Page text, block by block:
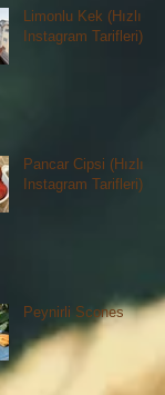
Limonlu Kek (Hızlı
Instagram Tarifleri)
Pancar Cipsi (Hızlı
Instagram Tarifleri)
Peynirli Scones